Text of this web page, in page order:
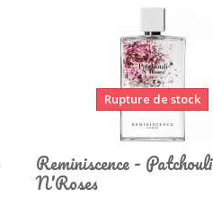
Rupture de stock
Reminiscence - Patchouli
N'Roses